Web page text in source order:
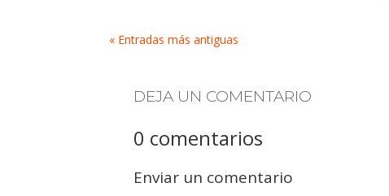
« Entradas más antiguas
DEJA UN COMENTARIO
0 comentarios
Enviar un comentario